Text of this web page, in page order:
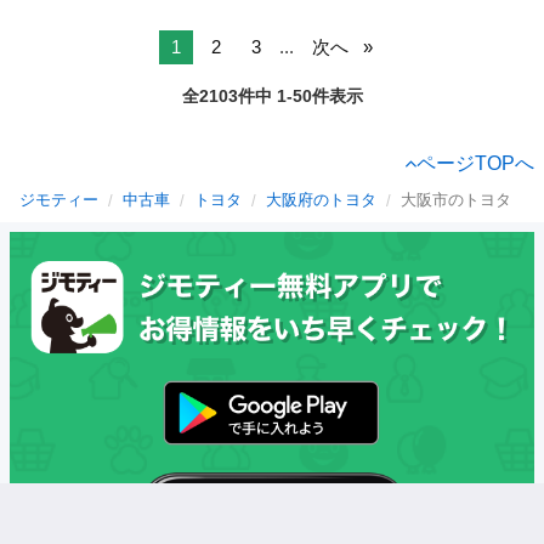
1 2 3 ... 次へ
全2103件中 1-50件表示
ページTOPへ
ジモティー 中古車 トヨタ 大阪府のトヨタ 大阪市のトヨタ